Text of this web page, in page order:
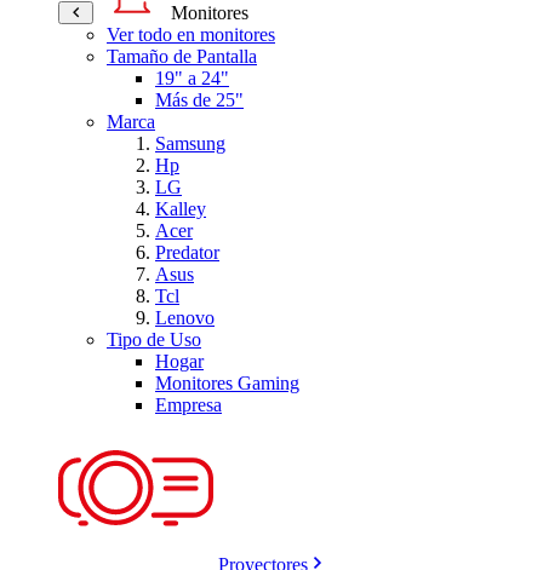
Monitores
Ver todo en monitores
Tamaño de Pantalla
19" a 24"
Más de 25"
Marca
Samsung
Hp
LG
Kalley
Acer
Predator
Asus
Tcl
Lenovo
Tipo de Uso
Hogar
Monitores Gaming
Empresa
Proyectores